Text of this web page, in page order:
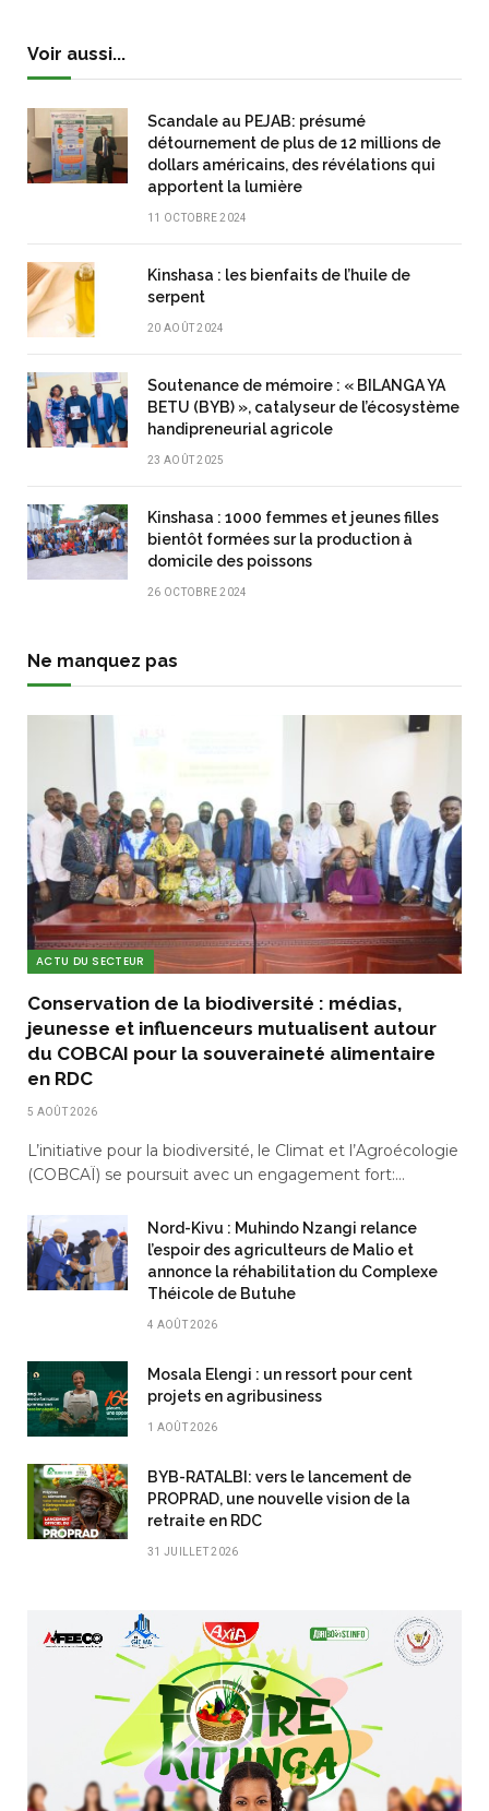
Voir aussi...
Scandale au PEJAB: présumé
détournement de plus de 12 millions de
dollars américains, des révélations qui
apportent la lumière
11 OCTOBRE 2024
Kinshasa : les bienfaits de l’huile de
serpent
20 AOÛT 2024
Soutenance de mémoire : « BILANGA YA
BETU (BYB) », catalyseur de l’écosystème
handipreneurial agricole
23 AOÛT 2025
Kinshasa : 1000 femmes et jeunes filles
bientôt formées sur la production à
domicile des poissons
26 OCTOBRE 2024
Ne manquez pas
ACTU DU SECTEUR
Conservation de la biodiversité : médias,
jeunesse et influenceurs mutualisent autour
du COBCAI pour la souveraineté alimentaire
en RDC
5 AOÛT 2026
L’initiative pour la biodiversité, le Climat et l’Agroécologie
(COBCAÏ) se poursuit avec un engagement fort:…
Nord-Kivu : Muhindo Nzangi relance
l’espoir des agriculteurs de Malio et
annonce la réhabilitation du Complexe
Théicole de Butuhe
4 AOÛT 2026
Mosala Elengi : un ressort pour cent
projets en agribusiness
1 AOÛT 2026
BYB-RATALBI: vers le lancement de
PROPRAD, une nouvelle vision de la
retraite en RDC
31 JUILLET 2026